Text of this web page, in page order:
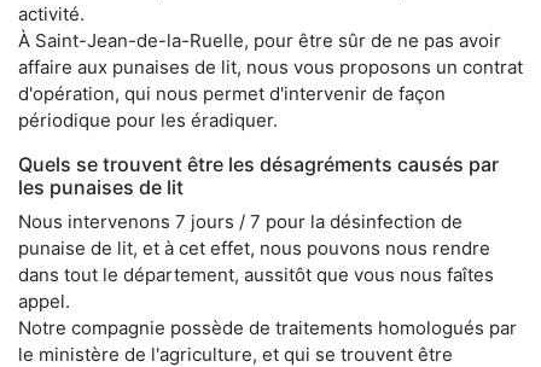
activité.
À Saint-Jean-de-la-Ruelle, pour être sûr de ne pas avoir
affaire aux punaises de lit, nous vous proposons un contrat
d'opération, qui nous permet d'intervenir de façon
périodique pour les éradiquer.
Quels se trouvent être les désagréments causés par
les punaises de lit
Nous intervenons 7 jours / 7 pour la désinfection de
punaise de lit, et à cet effet, nous pouvons nous rendre
dans tout le département, aussitôt que vous nous faîtes
appel.
Notre compagnie possède de traitements homologués par
le ministère de l'agriculture, et qui se trouvent être